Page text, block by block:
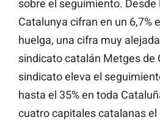
sobre el seguimiento. Desde
Catalunya cifran en un 6,7%
huelga, una cifra muy
sindicato catalán Metges de
sindicato eleva el
hasta el 35% en toda
cuatro capitales catalanas